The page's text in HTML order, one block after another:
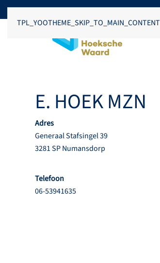
TPL_YOOTHEME_SKIP_TO_MAIN_CONTENT
E. HOEK MZN
Adres
Generaal Stafsingel 39
3281 SP Numansdorp
Telefoon
06-53941635